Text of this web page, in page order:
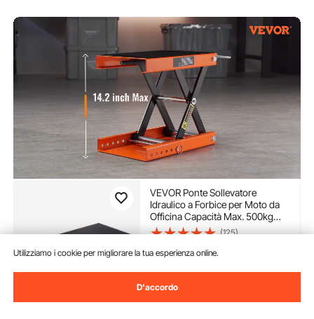
VEVOR Ponte Sollevatore
Idraulico a Forbice per Moto da
Officina Capacità Max. 500kg
Altezza Regolabile 9,5-35cm,
Officina Operazione Idraulica
(125)
5290€
Disponibile
Utilizziamo i cookie per migliorare la tua esperienza online.
D'accordo